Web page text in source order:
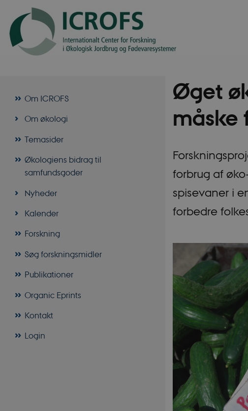
Om ICROFS
Om økologi
Temasider
Økologiens bidrag til
samfundsgoder
Nyheder
Kalender
Forskning
Søg forskningsmidler
Publikationer
Organic Eprints
Kontakt
Login
Øget
måske
forbrug af
spisevaner i
forbedre